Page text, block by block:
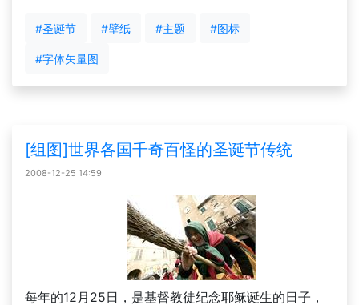
#圣诞节 #壁纸 #主题 #图标
#字体矢量图
[组图]世界各国千奇百怪的圣诞节传统
2008-12-25 14:59
每年的12月25日，是基督教徒纪念耶稣诞生的日子，